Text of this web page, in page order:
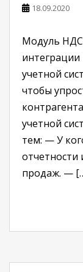
18.09.2020
Модуль
учетной
чтобы
учетной
тем: — У
отчетности
продаж. —